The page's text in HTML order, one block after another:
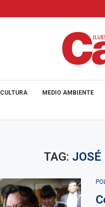
CULTURA MEDIO AMBIENTE
TAG: JOSÉ